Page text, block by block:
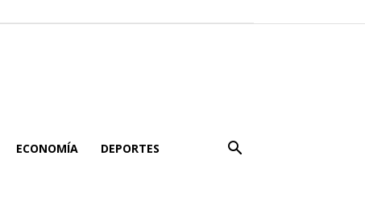
ECONOMÍA DEPORTES